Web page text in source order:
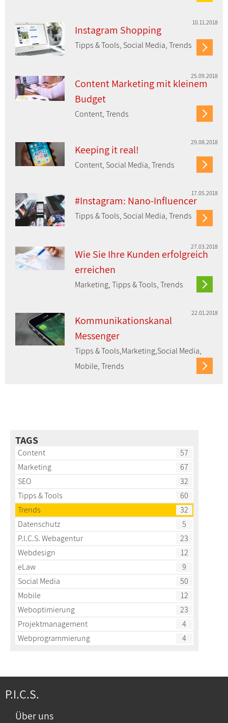
Instagram Shopping
Tipps & Tools, Social Media, Trends
10.11.2018
Content Marketing mit kleinem
Budget
Content, Trends
25.09.2018
Keeping it real!
Content, Social Media, Trends
29.08.2018
#Instagram: Nano-Influencer
Tipps & Tools, Social Media, Trends
17.05.2018
Wie Sie Ihre Kunden erfolgreich
erreichen
Marketing, Tipps & Tools, Trends
27.03.2018
Kommunikationskanal
Messenger
Tipps & Tools,Marketing,Social Media,
Mobile, Trends
22.01.2018
TAGS
Content
57
Marketing
67
SEO
32
Tipps & Tools
60
Trends
32
Datenschutz
5
P.I.C.S. Webagentur
23
Webdesign
12
eLaw
9
Social Media
50
Mobile
12
Weboptimierung
23
Projektmanagement
4
Webprogrammierung
4
P.I.C.S.
Über uns